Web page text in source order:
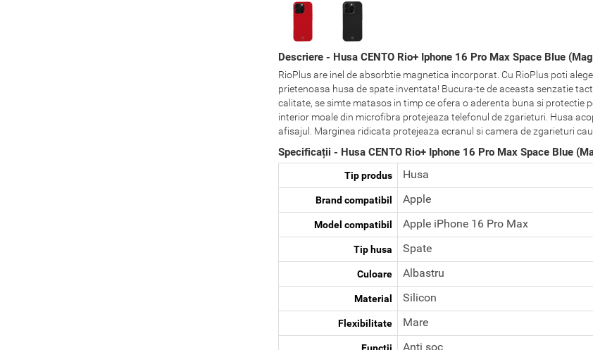
Descriere - Husa CENTO Rio+ Iphone 16 Pro Max Space Blue
RioPlus are inel de absorbtie magnetica incorporat. Cu RioPlus poti
prietenoasa husa de spate inventata! Bucura-te de aceasta senzatie
calitate, se simte matasos in timp ce ofera o aderenta buna si
interior moale din microfibra protejeaza telefonul de zgarieturi. Husa
afisajul. Marginea ridicata protejeaza ecranul si camera de zgarieturi
Specificații - Husa CENTO Rio+ Iphone 16 Pro Max Space Blue
Tip produs Husa
Brand compatibil Apple
Model compatibil Apple iPhone 16 Pro Max
Tip husa Spate
Culoare Albastru
Material Silicon
Flexibilitate Mare
Functii
Anti soc